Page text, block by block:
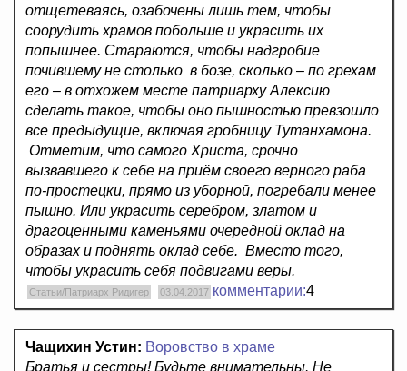
отщетеваясь, озабочены лишь тем, чтобы
соорудить храмов побольше и украсить их
попышнее. Стараются, чтобы надгробие
почившему не столько в бозе, сколько – по грехам
его – в отхожем месте патриарху Алексию
сделать такое, чтобы оно пышностью превзошло
все предыдущие, включая гробницу Тутанхамона.
Отметим, что самого Христа, срочно
вызвавшего к себе на приём своего верного раба
по-простецки, прямо из уборной, погребали менее
пышно. Или украсить серебром, златом и
драгоценными каменьями очередной оклад на
образах и поднять оклад себе. Вместо того,
чтобы украсить себя подвигами веры.
Статьи/Патриарх Ридигер 03.04.2017 комментарии:4
Чащихин Устин: Воровство в храме
Братья и сестры! Будьте внимательны. Не